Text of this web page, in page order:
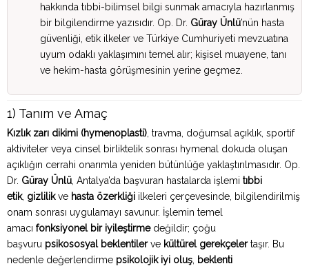
hakkında tıbbi-bilimsel bilgi sunmak amacıyla hazırlanmış
bir bilgilendirme yazısıdır. Op. Dr. Güray Ünlü’nün hasta
güvenliği, etik ilkeler ve Türkiye Cumhuriyeti mevzuatına
uyum odaklı yaklaşımını temel alır; kişisel muayene, tanı
ve hekim-hasta görüşmesinin yerine geçmez.
1) Tanım ve Amaç
Kızlık zarı dikimi (hymenoplasti) , travma, doğumsal açıklık, sportif
aktiviteler veya cinsel birliktelik sonrası hymenal dokuda oluşan
açıklığın cerrahi onarımla yeniden bütünlüğe yaklaştırılmasıdır. Op.
Dr. Güray Ünlü , Antalya’da başvuran hastalarda işlemi tıbbi
etik, gizlilikve hasta özerkliği ilkeleri çerçevesinde, bilgilendirilmiş
onam sonrası uygulamayı savunur. İşlemin temel
amacı fonksiyonel bir iyileştirmedeğildir; çoğu
başvuru psikososyal beklentilerve kültürel gerekçelertaşır. Bu
nedenle değerlendirme psikolojik iyi oluş beklenti